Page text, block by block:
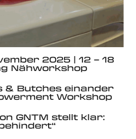
2025 | 12 – 18
Nähworkshop
& Butches einander
Workshop
GNTM stellt klar: